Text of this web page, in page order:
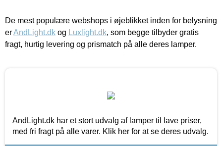
De mest populære webshops i øjeblikket inden for belysning
erAndLight.dk og Luxlight.dk, som begge tilbyder gratis
fragt, hurtig levering og prismatch på alle deres lamper.
AndLight.dk har et stort udvalg af lamper til lave priser,
med fri fragt på alle varer. Klik her for at se deres udvalg.